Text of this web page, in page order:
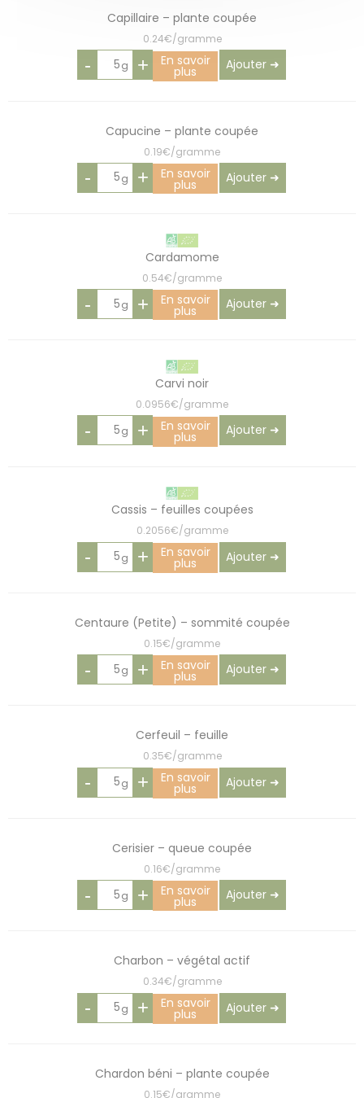
Capillaire – plante coupée
0.24€/gramme
- + En savoir
plus Ajouter ➜
Capucine – plante coupée
0.19€/gramme
- + En savoir
plus Ajouter ➜
Cardamome
0.54€/gramme
- + En savoir
plus Ajouter ➜
Carvi noir
0.0956€/gramme
- + En savoir
plus Ajouter ➜
Cassis – feuilles coupées
0.2056€/gramme
- + En savoir
plus Ajouter ➜
Centaure (Petite) – sommité coupée
0.15€/gramme
- + En savoir
plus Ajouter ➜
Cerfeuil – feuille
0.35€/gramme
- + En savoir
plus Ajouter ➜
Cerisier – queue coupée
0.16€/gramme
- + En savoir
plus Ajouter ➜
Charbon – végétal actif
0.34€/gramme
- + En savoir
plus Ajouter ➜
Chardon béni – plante coupée
0.15€/gramme